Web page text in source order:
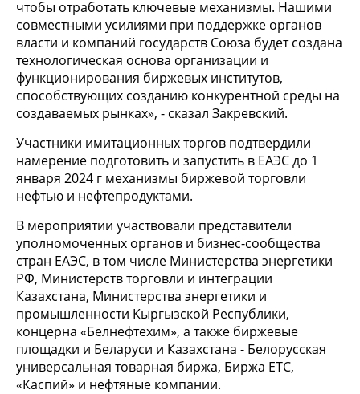
чтобы отработать ключевые механизмы. Нашими
совместными усилиями при поддержке органов
власти и компаний государств Союза будет создана
технологическая основа организации и
функционирования биржевых институтов,
способствующих созданию конкурентной среды на
создаваемых рынках», - сказал Закревский.
Участники имитационных торгов подтвердили
намерение подготовить и запустить в ЕАЭС до 1
января 2024 г механизмы биржевой торговли
нефтью и нефтепродуктами.
В мероприятии участвовали представители
уполномоченных органов и бизнес-сообщества
стран ЕАЭС, в том числе Министерства энергетики
РФ, Министерств торговли и интеграции
Казахстана, Министерства энергетики и
промышленности Кыргызской Республики,
концерна «Белнефтехим», а также биржевые
площадки и Беларуси и Казахстана - Белорусская
универсальная товарная биржа, Биржа ЕТС,
«Каспий» и нефтяные компании.